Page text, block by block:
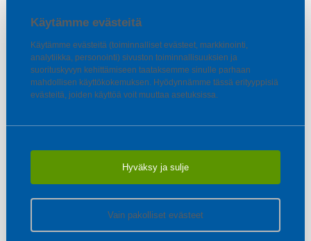
Käytämme evästeitä
Käytämme evästeitä (toiminnalliset evästeet, markkinointi,
analytiikka, personointi) sivuston toiminnallisuuksien ja
suorituskyvyn kehittämiseen taataksemme sinulle parhaan
mahdollisen käyttökokemuksen. Hyödynnämme tässä erityyppisiä
evästeitä, joiden käyttöä voit muuttaa asetuksissa.
Hyväksy ja sulje
Vain pakolliset evästeet